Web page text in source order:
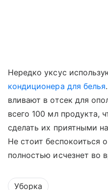
Нередко уксус
кондиционера для белья
вливают в отсек для
всего 100 мл продукта,
сделать их приятными
Не стоит беспокоиться
полностью исчезнет во
Уборка